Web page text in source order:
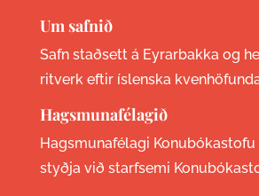
Um safnið
Safn staðsett á Eyrarbakka og
ritverk eftir íslenska
Hagsmunafélagið
Hagsmunafélagi
styðja við starfsemi